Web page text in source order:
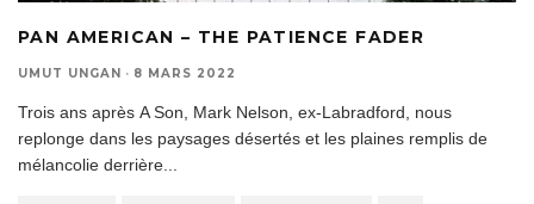
PAN AMERICAN – THE PATIENCE FADER
UMUT UNGAN · 8 MARS 2022
Trois ans après A Son, Mark Nelson, ex-Labradford, nous
replonge dans les paysages désertés et les plaines remplis de
mélancolie derrière...